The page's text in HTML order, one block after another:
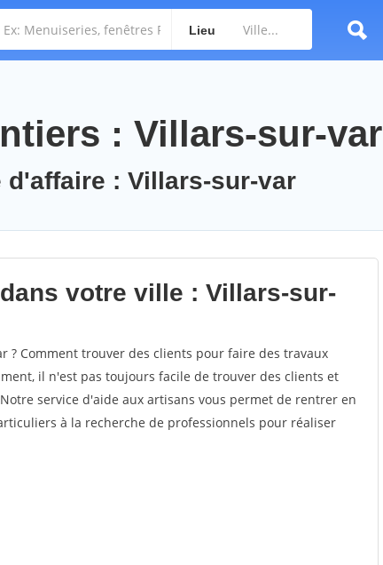
Lieu
: Villars-sur-var
: Villars-sur-var
votre ville : Villars-sur-
? Comment trouver des clients pour faire des travaux
il n'est pas toujours facile de trouver des clients et
service d'aide aux artisans vous permet de rentrer en
à la recherche de professionnels pour réaliser